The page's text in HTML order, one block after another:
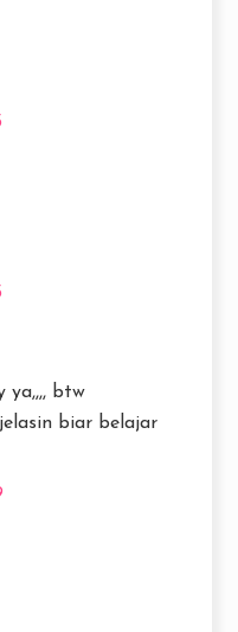
ya,,,, btw
biar belajar